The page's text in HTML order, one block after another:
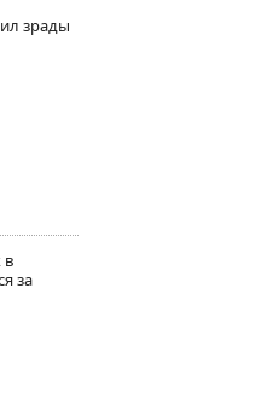
зрады
в
за